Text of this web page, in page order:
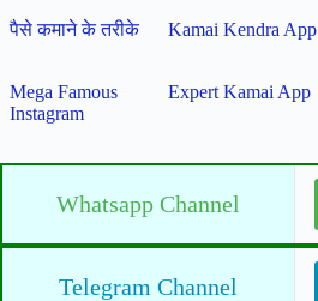
पैसे कमाने के तरीके
Kamai Kendra App
Mega Famous
Instagram
Expert Kamai App
Whatsapp Channel
Telegram Channel